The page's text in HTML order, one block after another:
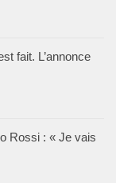
fait. L’annonce
Rossi : « Je vais